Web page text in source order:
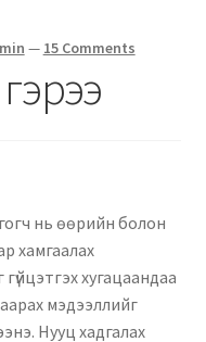
— 15 Comments
нь өөрийн болон
хамгаалах
хугацаандаа
мэдээллийг
Нууц хадгалах